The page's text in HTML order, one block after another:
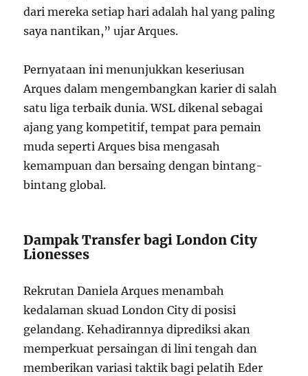
dari mereka setiap hari adalah hal yang paling
saya nantikan,” ujar Arques.
Pernyataan ini menunjukkan keseriusan
Arques dalam mengembangkan karier di salah
satu liga terbaik dunia. WSL dikenal sebagai
ajang yang kompetitif, tempat para pemain
muda seperti Arques bisa mengasah
kemampuan dan bersaing dengan bintang-
bintang global.
Dampak Transfer bagi London City
Lionesses
Rekrutan Daniela Arques menambah
kedalaman skuad London City di posisi
gelandang. Kehadirannya diprediksi akan
memperkuat persaingan di lini tengah dan
memberikan variasi taktik bagi pelatih Eder